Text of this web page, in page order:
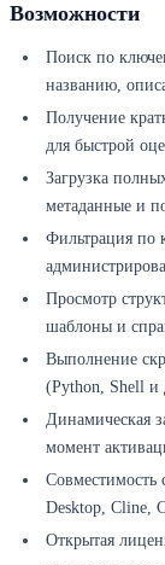
Возможности
Поиск по
названию,
Получение
для быстрой
Загрузка
метаданные и
Фильтрация по
Просмотр
шаблоны и
Выполнение
(Python, Shell и
Динамическая
момент
Совместимость
Desktop, Cline,
Открытая